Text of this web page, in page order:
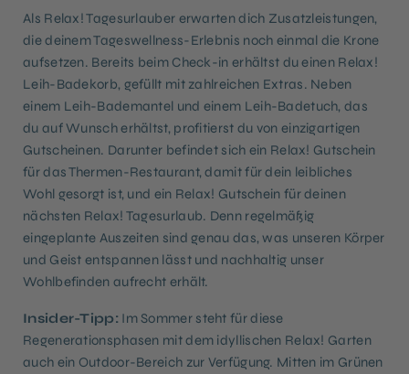
Als Relax! Tagesurlauber erwarten dich Zusatzleistungen,
die deinem Tageswellness-Erlebnis noch einmal die Krone
aufsetzen. Bereits beim Check-in erhältst du einen Relax!
Leih-Badekorb, gefüllt mit zahlreichen Extras. Neben
einem Leih-Bademantel und einem Leih-Badetuch, das
du auf Wunsch erhältst, profitierst du von einzigartigen
Gutscheinen. Darunter befindet sich ein Relax! Gutschein
für das Thermen-Restaurant, damit für dein leibliches
Wohl gesorgt ist, und ein Relax! Gutschein für deinen
nächsten Relax! Tagesurlaub. Denn regelmäßig
eingeplante Auszeiten sind genau das, was unseren Körper
und Geist entspannen lässt und nachhaltig unser
Wohlbefinden aufrecht erhält.
Insider-Tipp: Im Sommer steht für diese
Regenerationsphasen mit dem idyllischen Relax! Garten
auch ein Outdoor-Bereich zur Verfügung. Mitten im Grünen